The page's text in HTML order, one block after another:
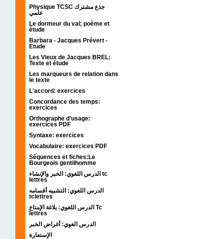
Physique TCSC جذع مشترك
علمي
Le dormeur du val; poème et
étude
Barbara - Jacques Prévert -
Etude
Les Vieux de Jacques BREL:
Texte et étude
Les marqueurs de relation dans
le texte
L'accord: exercices
Concordance des temps:
exercices
Orthographe d’usage:
exercices PDF
Syntaxe: exercices
Vocabulaire: exercices PDF
Séquences et fiches:Le
Bourgeois gentilhomme
الدرس اللغوي: الخبر والإنشاء tc
lettres
الدرس اللغوي: التشبيه أقسامه
tclettres
الدرس اللغوي: بلاغة الإمتاع Tc
lettres
الدرس الغوي: أغراض الخبر
الإستعارة